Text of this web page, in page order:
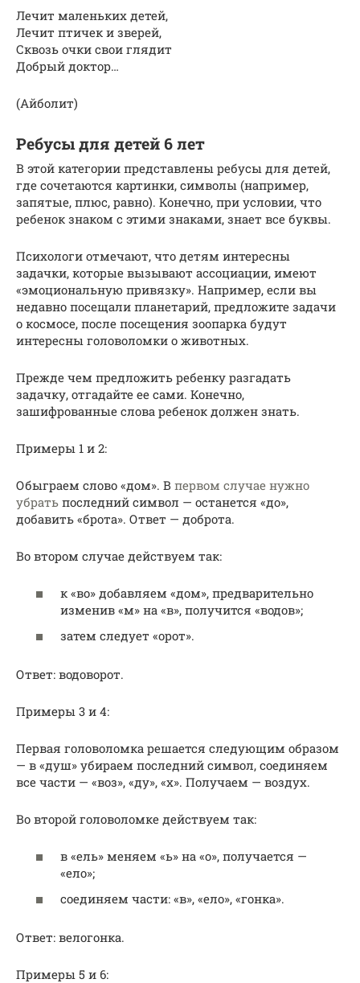
Лечит маленьких детей,
Лечит птичек и зверей,
Сквозь очки свои глядит
Добрый доктор…
(Айболит)
Ребусы для детей 6 лет
В этой категории представлены ребусы для детей,
где сочетаются картинки, символы (например,
запятые, плюс, равно). Конечно, при условии, что
ребенок знаком с этими знаками, знает все буквы.
Психологи отмечают, что детям интересны
задачки, которые вызывают ассоциации, имеют
«эмоциональную привязку». Например, если вы
недавно посещали планетарий, предложите задачи
о космосе, после посещения зоопарка будут
интересны головоломки о животных.
Прежде чем предложить ребенку разгадать
задачку, отгадайте ее сами. Конечно,
зашифрованные слова ребенок должен знать.
Примеры 1 и 2:
Обыграем слово «дом». В первом случае нужно
убрать последний символ — останется «до»,
добавить «брота». Ответ — доброта.
Во втором случае действуем так:
к «во» добавляем «дом», предварительно
изменив «м» на «в», получится «водов»;
затем следует «орот».
Ответ: водоворот.
Примеры 3 и 4:
Первая головоломка решается следующим образом
— в «душ» убираем последний символ, соединяем
все части — «воз», «ду», «х». Получаем — воздух.
Во второй головоломке действуем так:
в «ель» меняем «ь» на «о», получается —
«ело»;
соединяем части: «в», «ело», «гонка».
Ответ: велогонка.
Примеры 5 и 6: